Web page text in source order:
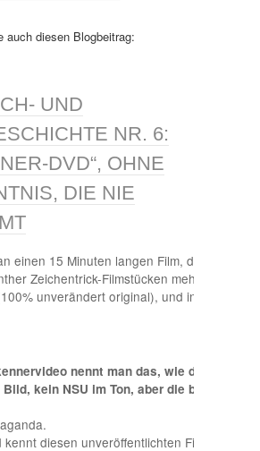
auch diesen Blogbeitrag:
UND
NR. 6:
DVD“, OHNE
DIE NIE
einen 15 Minuten langen Film, der aus
Zeichentrick-Filmstücken mehrerer
unverändert original), und in dem sich
nennt man das, wie denn auch
Bild, kein NSU im Ton, aber die bekennen
kennt diesen unveröffentlichten Film,